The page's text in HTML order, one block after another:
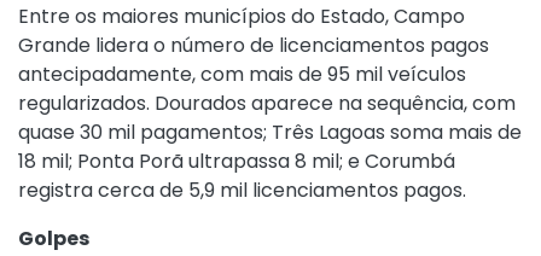
Entre os maiores municípios do Estado, Campo
Grande lidera o número de licenciamentos pagos
antecipadamente, com mais de 95 mil veículos
regularizados. Dourados aparece na sequência, com
quase 30 mil pagamentos; Três Lagoas soma mais de
18 mil; Ponta Porã ultrapassa 8 mil; e Corumbá
registra cerca de 5,9 mil licenciamentos pagos.
Golpes